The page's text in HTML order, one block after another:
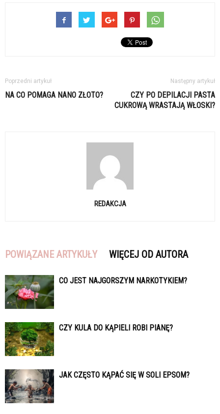
Poprzedni artykuł
NA CO POMAGA NANO ZŁOTO?
Następny artykuł
CZY PO DEPILACJI PASTA
CUKROWĄ WRASTAJĄ WŁOSKI?
REDAKCJA
POWIĄZANE ARTYKUŁY WIĘCEJ OD AUTORA
CO JEST NAJGORSZYM NARKOTYKIEM?
CZY KULA DO KĄPIELI ROBI PIANĘ?
JAK CZĘSTO KĄPAĆ SIĘ W SOLI EPSOM?